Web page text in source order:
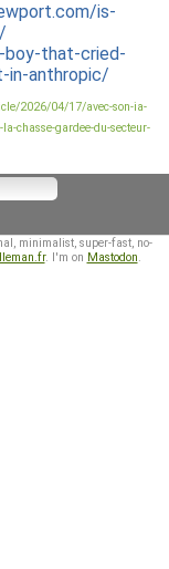
is-
boy-that-cried-
in-anthropic/
2026/04/17/avec-son-ia-
chasse-gardee-du-secteur-
minimalist, super-fast, no-
. I'm on Mastodon.